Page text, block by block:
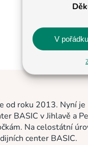
V pořádku
od roku 2013. Nyní je
BASIC v Jihlavě a
Na celostátní
center BASIC.